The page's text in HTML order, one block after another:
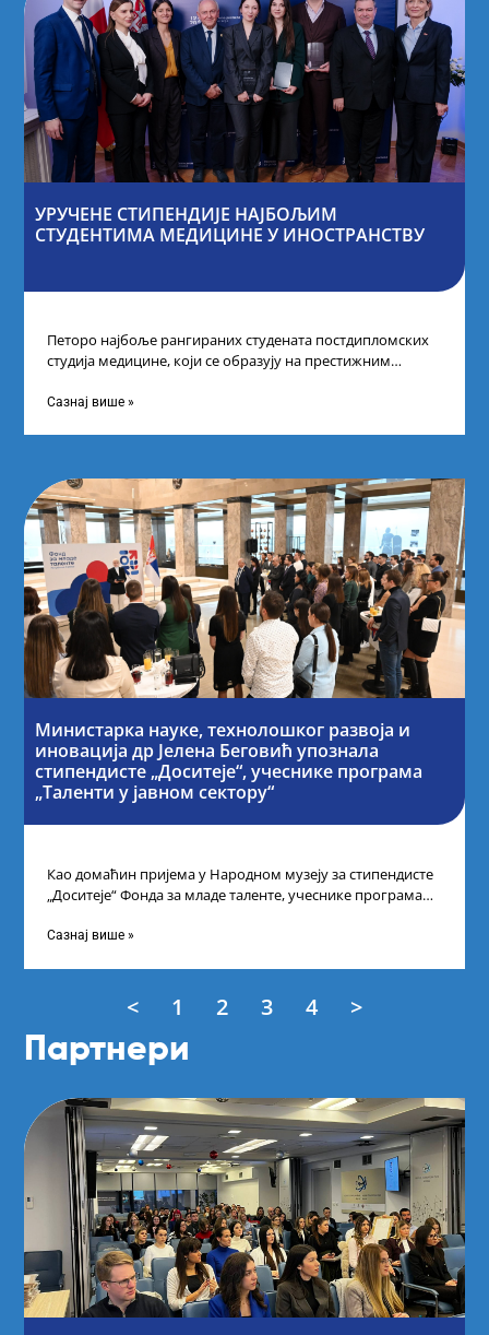
УРУЧЕНЕ СТИПЕНДИЈЕ НАЈБОЉИМ
СТУДЕНТИМА МЕДИЦИНЕ У ИНОСТРАНСТВУ
Петоро најбоље рангираних студената постдипломских
студија медицине, који се образују на престижним
стипендије од
Сазнај више »
Министарка науке, технолошког развоја и
иновација др Јелена Беговић упознала
стипендисте „Доситеје“, учеснике програма
„Таленти у јавном сектору“
Као домаћин пријема у Народном музеју за стипендисте
„Доситеје“ Фонда за младе таленте, учеснике програма
Сазнај више »
< 1 2 3 4 >
Партнери